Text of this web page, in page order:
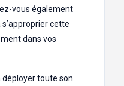
vous également
cette
dans vos
déployer toute son